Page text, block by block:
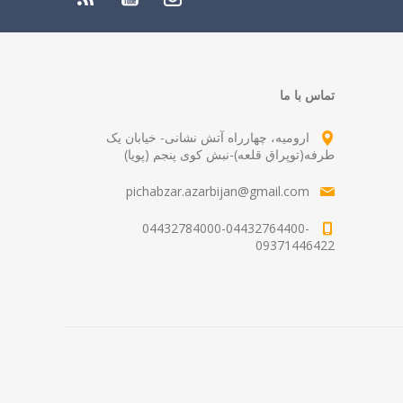
تماس با ما
ارومیه، چهارراه آتش نشانی- خیابان یک
طرفه(توپراق قلعه)-نبش کوی پنجم (پویا)
pichabzar.azarbijan@gmail.com
04432784000-04432764400-
09371446422